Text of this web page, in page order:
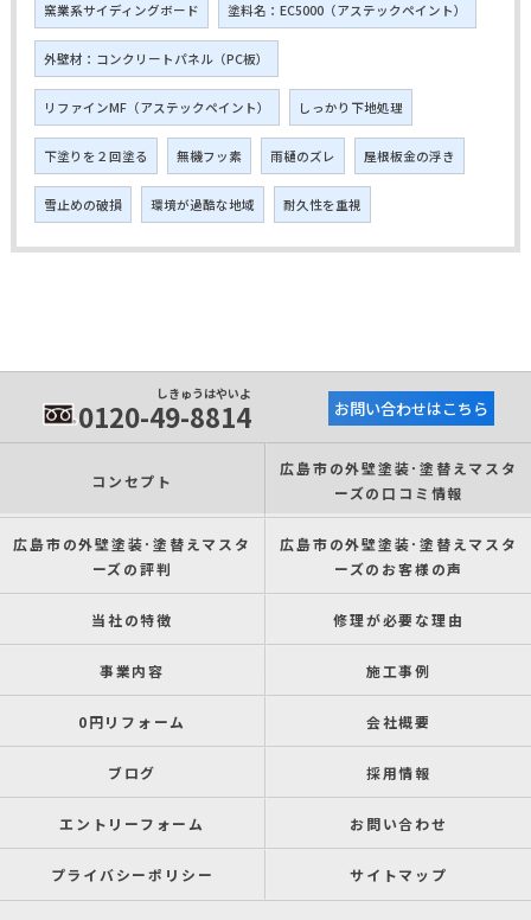
窯業系サイディングボード 塗料名：EC5000（アステックペイント）
外壁材：コンクリートパネル（PC板）
リファインMF（アステックペイント） しっかり下地処理
下塗りを２回塗る 無機フッ素 雨樋のズレ 屋根板金の浮き
雪止めの破損 環境が過酷な地域 耐久性を重視
しきゅうはやいよ
0120-49-8814 お問い合わせはこちら
コンセプト
広島市の外壁塗装･塗替えマスタ
ーズの口コミ情報
広島市の外壁塗装･塗替えマスタ
ーズの評判
広島市の外壁塗装･塗替えマスタ
ーズのお客様の声
当社の特徴 修理が必要な理由
事業内容 施工事例
0円リフォーム 会社概要
ブログ 採用情報
エントリーフォーム お問い合わせ
プライバシーポリシー サイトマップ